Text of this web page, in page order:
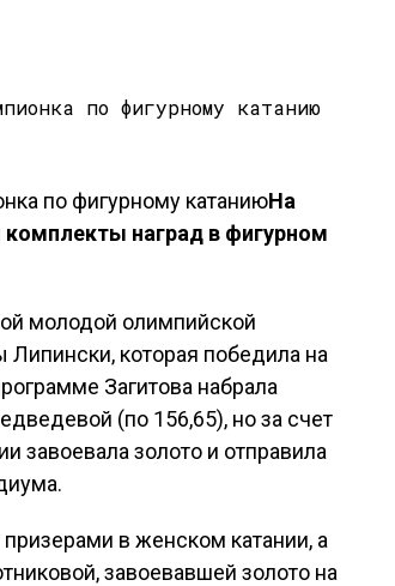
На
комплекты наград в фигурном
молодой олимпийской
которая победила на
Загитова набрала
(по 156,65), но за счет
завоевала золото и отправила
в женском катании, а
завоевавшей золото на